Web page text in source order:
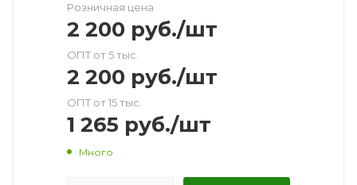
Розничная цена
2 200 руб./шт
ОПТ от 5 тыс.
2 200 руб./шт
ОПТ от 15 тыс.
1 265 руб./шт
Много